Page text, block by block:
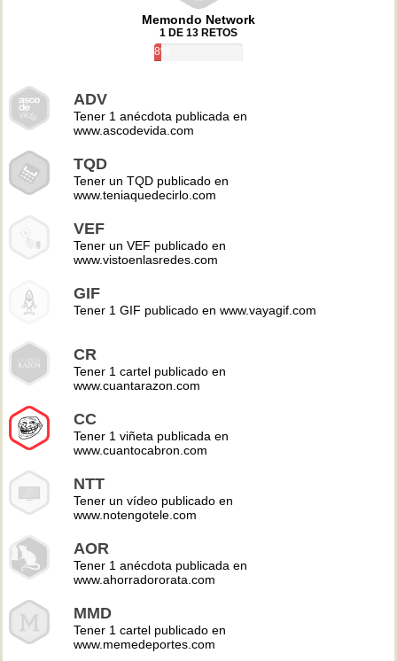
Memondo Network
1 DE 13 RETOS
8%
ADV
Tener 1 anécdota publicada en
www.ascodevida.com
TQD
Tener un TQD publicado en
www.teniaquedecirlo.com
VEF
Tener un VEF publicado en
www.vistoenlasredes.com
GIF
Tener 1 GIF publicado en www.vayagif.com
CR
Tener 1 cartel publicado en
www.cuantarazon.com
CC
Tener 1 viñeta publicada en
www.cuantocabron.com
NTT
Tener un vídeo publicado en
www.notengotele.com
AOR
Tener 1 anécdota publicada en
www.ahorradororata.com
MMD
Tener 1 cartel publicado en
www.memedeportes.com